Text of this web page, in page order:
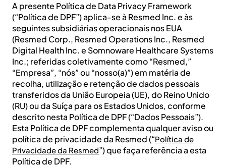
A presente Política de Data Privacy Framework
(“Política de DPF”) aplica-se à Resmed Inc. e às
seguintes subsidiárias operacionais nos EUA
(Resmed Corp., Resmed Operations Inc., Resmed
Digital Health Inc. e Somnoware Healthcare Systems
Inc.; referidas coletivamente como “Resmed,”
“Empresa”, “nós” ou “nosso(a)”) em matéria de
recolha, utilização e retenção de dados pessoais
transferidos da União Europeia (UE), do Reino Unido
(RU) ou da Suíça para os Estados Unidos, conforme
descrito nesta Política de DPF (“Dados Pessoais”).
Esta Política de DPF complementa qualquer aviso ou
política de privacidade da Resmed (“Política de
Privacidade da Resmed”) que faça referência a esta
Política de DPF.